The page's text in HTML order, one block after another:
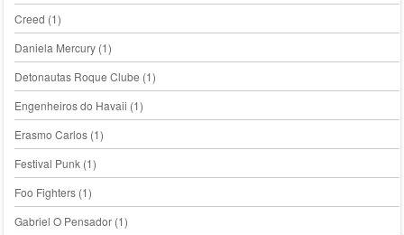
Creed (1)
Daniela Mercury(1)
Detonautas Roque Clube (1)
Engenheiros do Havaii (1)
Erasmo Carlos(1)
Festival Punk(1)
Foo Fighters(1)
Gabriel O Pensador(1)